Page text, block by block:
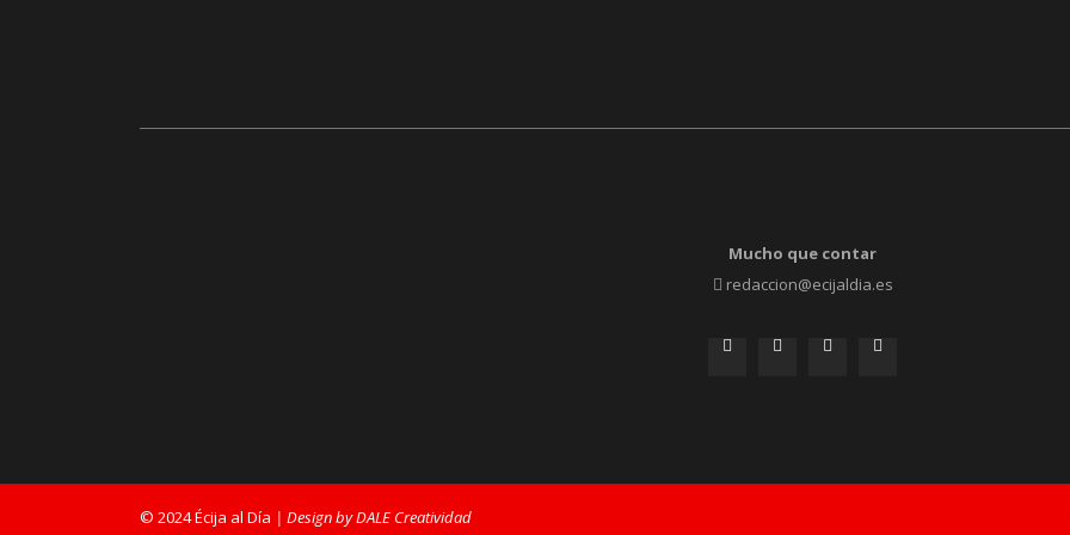
Mucho que contar
redaccion@ecijaldia.es
© 2024 Écija al Día | Design by DALE Creatividad